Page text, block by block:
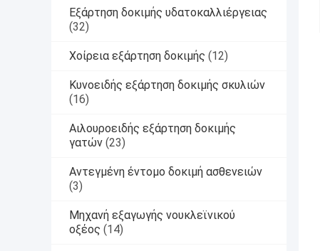
Εξάρτηση δοκιμής υδατοκαλλιέργειας
(32)
Χοίρεια εξάρτηση δοκιμής (12)
Κυνοειδής εξάρτηση δοκιμής σκυλιών
(16)
Αιλουροειδής εξάρτηση δοκιμής
γατών (23)
Αντεγμένη έντομο δοκιμή ασθενειών
(3)
Μηχανή εξαγωγής νουκλεϊνικού
οξέος (14)